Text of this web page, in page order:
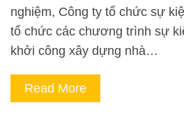
nghiệm, Công ty tổ chức sự
tổ chức các chương trình sự
khởi công xây dựng nhà…
Read More